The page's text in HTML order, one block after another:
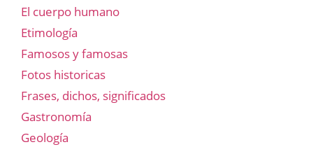
El cuerpo humano
Etimología
Famosos y famosas
Fotos historicas
Frases, dichos, significados
Gastronomía
Geología